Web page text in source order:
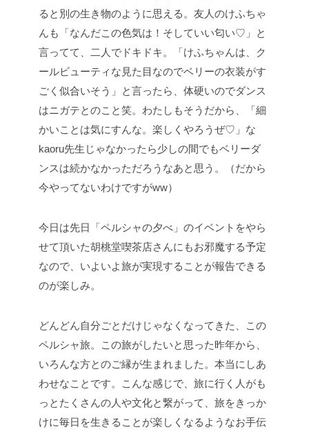
ると別の生き物のように思える。友人のけふちゃ
んも「なんだこの色気は！そしていい匂い♡」と
言ってて、二人でドキドキ。「けふちゃんは、ク
ールビューティな見た目なのでベリーの衣装がす
ごく似合いそう」と言ったら、体硬いのでダンス
はニガテとのこと笑。わたしもそうだから、「細
かいことは気にすんな。楽しくやろうぜ♡」な
kaoru先生じゃなかったら少しの間でもベリーダ
ンスは続かなかっただろうなあと思う。（だから
今やってないわけですがww）
今日は先日「ペルシャの夕べ」のイベントをやら
せて頂いた胡桃堂喫茶店さんにもお邪魔する予定
なので、いよいよ旅が実現することが報告できる
のが楽しみ。
どんどん自分ごとだけじゃなくなってきた、この
ペルシャ旅。この旅がしたいと思った昨年から、
いろんな方とのご縁が生まれました。本当にしあ
わせなことです。こんな感じで、旅に行く人がも
っとたくさんの人や文化と繋がって、旅をきっか
けに毎日を生きることが楽しくなるようなお手伝